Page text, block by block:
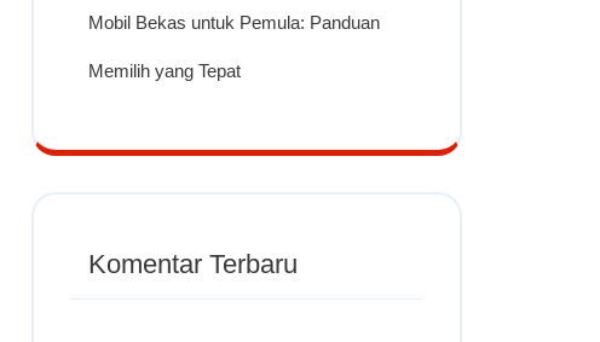
Mobil Bekas untuk Pemula: Panduan
Memilih yang Tepat
Komentar Terbaru